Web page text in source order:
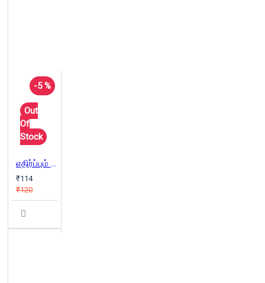
-5 %
Out
Of
Stock
எதிர்ப்பும் வெறுப்பும் ( கட்டுரைகள்)
₹114
₹120